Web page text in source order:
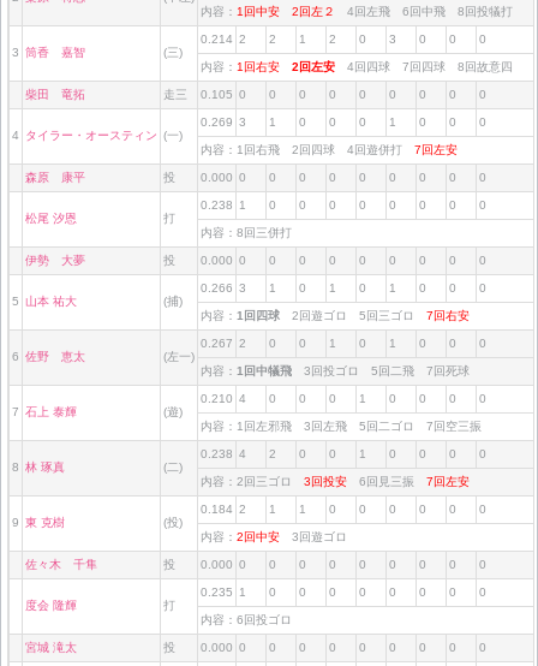
内容： 1回中安 2回左２ 4回左飛 6回中飛 8回投犠打
3 筒香 嘉智 (三)
0.214 2 2 1 2 0 3 0 0 0
内容： 1回右安 2回左安 4回四球 7回四球 8回故意四
柴田 竜拓 走三 0.105 0 0 0 0 0 0 0 0 0
4 タイラー・オースティン (一)
0.269 3 1 0 0 0 1 0 0 0
内容：1回右飛 2回四球 4回遊併打 7回左安
森原 康平 投 0.000 0 0 0 0 0 0 0 0 0
松尾 汐恩 打
0.238 1 0 0 0 0 0 0 0 0
内容：8回三併打
伊勢 大夢 投 0.000 0 0 0 0 0 0 0 0 0
5 山本 祐大 (捕)
0.266 3 1 0 1 0 1 0 0 0
内容： 1回四球 2回遊ゴロ 5回三ゴロ 7回右安
6 佐野 恵太 (左一)
0.267 2 0 0 1 0 1 0 0 0
内容： 1回中犠飛 3回投ゴロ 5回二飛 7回死球
7 石上 泰輝 (遊)
0.210 4 0 0 0 1 0 0 0 0
内容：1回左邪飛 3回左飛 5回二ゴロ 7回空三振
8 林 琢真 (二)
0.238 4 2 0 0 1 0 0 0 0
内容：2回三ゴロ 3回投安 6回見三振 7回左安
9 東 克樹 (投)
0.184 2 1 1 0 0 0 0 0 0
内容： 2回中安 3回遊ゴロ
佐々木 千隼 投 0.000 0 0 0 0 0 0 0 0 0
度会 隆輝 打
0.235 1 0 0 0 0 0 0 0 0
内容：6回投ゴロ
宮城 滝太 投 0.000 0 0 0 0 0 0 0 0 0